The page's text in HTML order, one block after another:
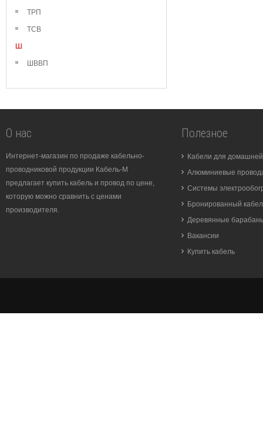
ТРП
ТСВ
Ш
ШВВП
О нас
Интернет-магазин по продаже кабельно-
проводниковой продукции Кабель-М
предлагает купить кабель и провод по цене,
которую можно сравнить с ценами
производителя.
Полезное
Кабели для
Алюминиевые
Системы
Бронированный
Деревянные
Вакансии
Купить кабель